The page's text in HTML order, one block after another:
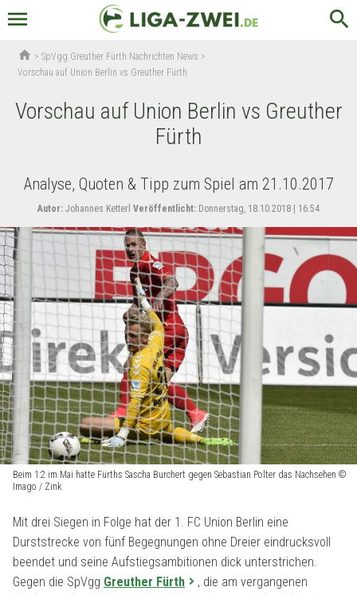
menu search
home >SpVgg Greuther Fürth Nachrichten News >
Vorschau auf Union Berlin vs Greuther Fürth
Vorschau auf Union Berlin vs Greuther
Fürth
Analyse, Quoten & Tipp zum Spiel am 21.10.2017
Autor: Johannes Ketterl Veröffentlicht: Donnerstag, 18.10.2018 | 16:54
Beim 1:2 im Mai hatte Fürths Sascha Burchert gegen Sebastian Polter das Nachsehen ©
Imago / Zink
Mit drei Siegen in Folge hat der 1. FC Union Berlin eine
Durststrecke von fünf Begegnungen ohne Dreier eindrucksvoll
beendet und seine Aufstiegsambitionen dick unterstrichen.
Gegen die SpVgg Greuther Fürth
, die am vergangenen